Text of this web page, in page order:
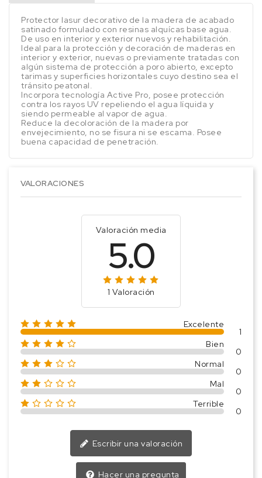
Protector lasur decorativo de la madera de acabado
satinado formulado con resinas alquícas base agua.
De uso en interior y exterior nuevos y rehabilitación.
Ideal para la protección y decoración de maderas en
interior y exterior, nuevas o previamente tratadas con
algún sistema de protección a poro abierto, excepto
tarimas y superficies horizontales cuyo destino sea el
tránsito peatonal.
Incorpora tecnología Active Pro, posee protección
contra los rayos UV repeliendo el agua líquida y
siendo permeable al vapor de agua.
Reduce la decoloración de la madera por
envejecimiento, no se fisura ni se escama. Posee
buena capacidad de penetración.
VALORACIONES
Valoración media
5.0
1 Valoración
Excelente
1
Bien
0
Normal
0
Mal
0
Terrible
0
Escribir una valoración
Hacer una pregunta